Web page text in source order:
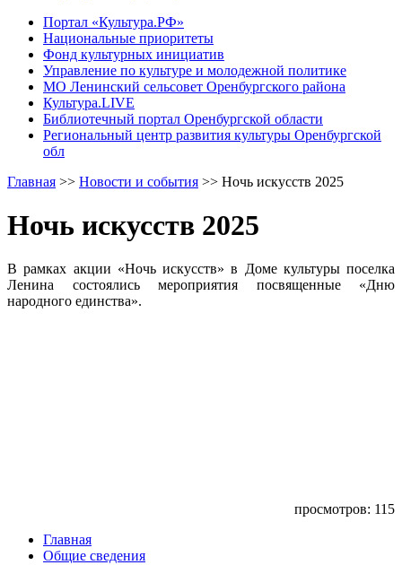
Портал «Культура.РФ»
Национальные приоритеты
Фонд культурных инициатив
Управление по культуре и молодежной политике
МО Ленинский сельсовет Оренбургского района
Культура.LIVE
Библиотечный портал Оренбургской области
Региональный центр развития культуры Оренбургской
обл
Главная >> Новости и события >> Ночь искусств 2025
Ночь искусств 2025
В рамках акции «Ночь искусств» в Доме культуры поселка
Ленина состоялись мероприятия посвященные «Дню
народного единства».
просмотров: 115
Главная
Общие сведения